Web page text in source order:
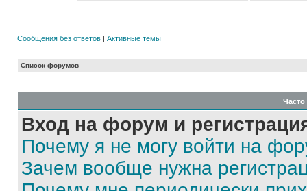
Сообщения без ответов | Активные темы
Список форумов
Вход на форум и
Почему я не могу войти на
Зачем вообще нужна